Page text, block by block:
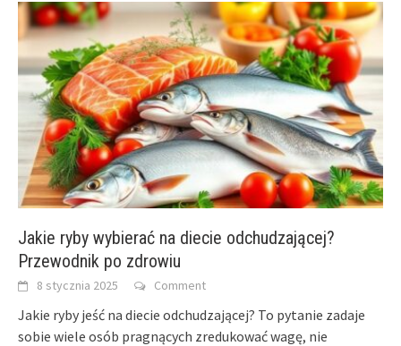
Jakie ryby wybierać na diecie odchudzającej?
Przewodnik po zdrowiu
8 stycznia 2025 Comment
Jakie ryby jeść na diecie odchudzającej? To pytanie zadaje
sobie wiele osób pragnących zredukować wagę, nie